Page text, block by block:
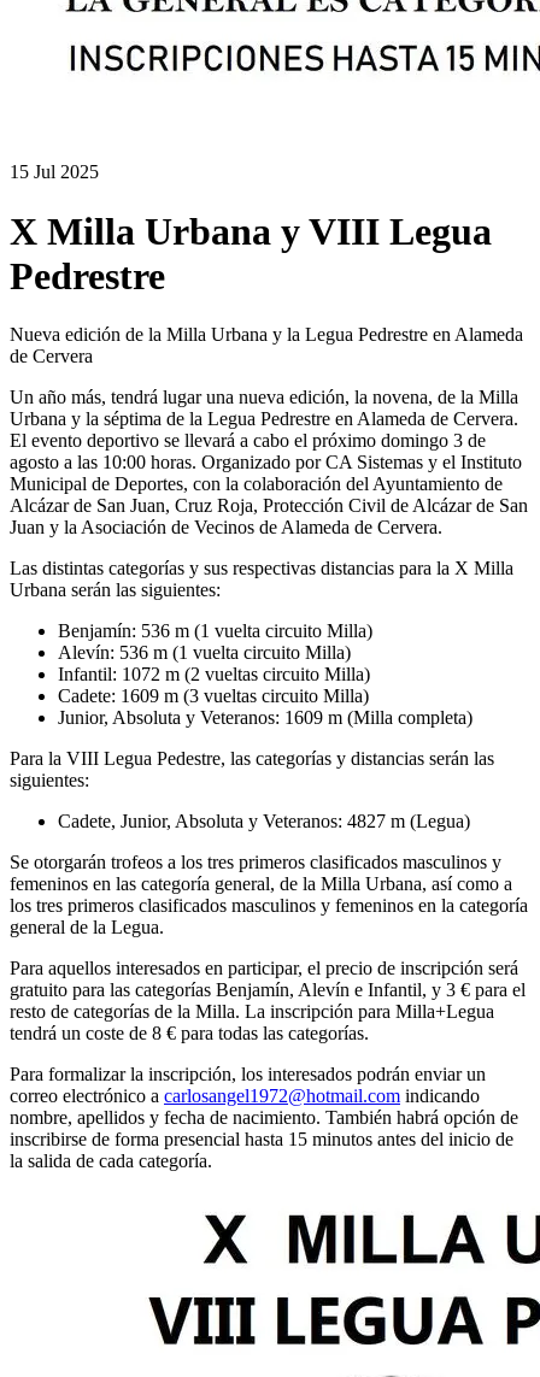
15 Jul 2025
X Milla Urbana y VIII Legua
Pedrestre
Nueva edición de la Milla Urbana y la Legua Pedrestre en Alameda
de Cervera
Un año más, tendrá lugar una nueva edición, la novena, de la Milla
Urbana y la séptima de la Legua Pedrestre en Alameda de Cervera.
El evento deportivo se llevará a cabo el próximo domingo 3 de
agosto a las 10:00 horas. Organizado por CA Sistemas y el Instituto
Municipal de Deportes, con la colaboración del Ayuntamiento de
Alcázar de San Juan, Cruz Roja, Protección Civil de Alcázar de San
Juan y la Asociación de Vecinos de Alameda de Cervera.
Las distintas categorías y sus respectivas distancias para la X Milla
Urbana serán las siguientes:
Benjamín: 536 m (1 vuelta circuito Milla)
Alevín: 536 m (1 vuelta circuito Milla)
Infantil: 1072 m (2 vueltas circuito Milla)
Cadete: 1609 m (3 vueltas circuito Milla)
Junior, Absoluta y Veteranos: 1609 m (Milla completa)
Para la VIII Legua Pedestre, las categorías y distancias serán las
siguientes:
Cadete, Junior, Absoluta y Veteranos: 4827 m (Legua)
Se otorgarán trofeos a los tres primeros clasificados masculinos y
femeninos en las categoría general, de la Milla Urbana, así como a
los tres primeros clasificados masculinos y femeninos en la categoría
general de la Legua.
Para aquellos interesados en participar, el precio de inscripción será
gratuito para las categorías Benjamín, Alevín e Infantil, y 3 € para el
resto de categorías de la Milla. La inscripción para Milla+Legua
tendrá un coste de 8 € para todas las categorías.
Para formalizar la inscripción, los interesados podrán enviar un
correo electrónico a carlosangel1972@hotmail.com indicando
nombre, apellidos y fecha de nacimiento. También habrá opción de
inscribirse de forma presencial hasta 15 minutos antes del inicio de
la salida de cada categoría.